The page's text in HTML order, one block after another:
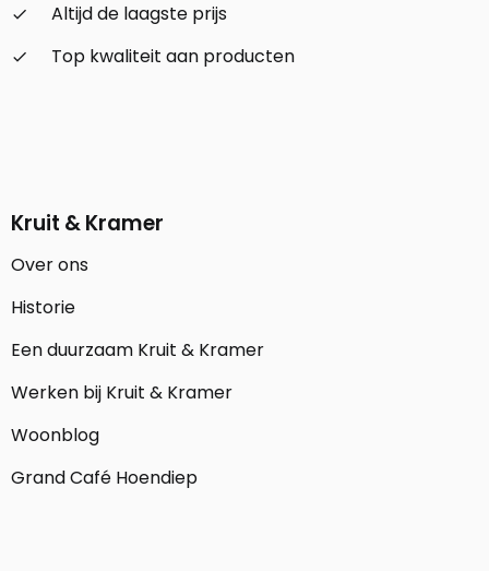
check_small
Altijd de laagste prijs
check_small
Top kwaliteit aan producten
Kruit & Kramer
Over ons
Historie
Een duurzaam Kruit & Kramer
Werken bij Kruit & Kramer
Woonblog
Grand Café Hoendiep